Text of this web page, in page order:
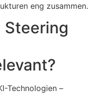
eng zusammen.
Steering
Technologien –